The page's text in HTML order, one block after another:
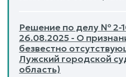
Решение по делу № 2-
26.08.2025 - О
безвестно
Лужский городской
область)